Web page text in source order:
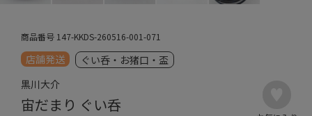
商品番号 147-KKDS-260516-001-071
店舗発送
ぐい呑・お猪口・盃
黒川大介
宙だまり ぐい呑